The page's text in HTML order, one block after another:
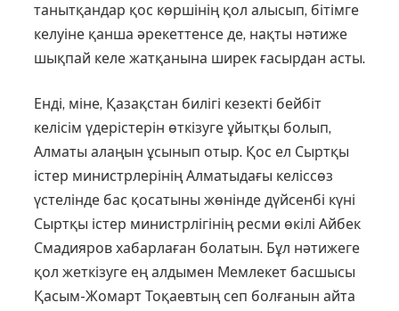
танытқандар қос көршінің қол алысып, бітімге
келуіне қанша әрекеттенсе де, нақты нәтиже
шықпай келе жатқанына ширек ғасырдан асты.
Енді, міне, Қазақстан билігі кезекті бейбіт
келісім үдерістерін өткізуге ұйыт­қы болып,
Алматы алаңын ұсы­нып отыр. Қос ел Сыртқы
істер ми­нистр­лері­нің Алматыдағы келіссөз
үсте­лін­де бас қосатыны жөнінде дүйсенбі күні
Сырт­қы істер министрлігінің ресми өкілі Айбек
Смадияров хабарлаған болатын. Бұл нәтижеге
қол жеткізуге ең алдымен Мемлекет басшысы
Қасым-Жомарт Тоқаевтың сеп болғанын айта